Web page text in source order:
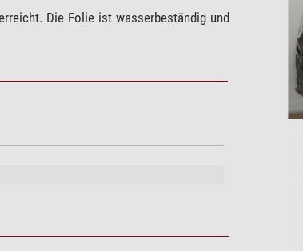
Die Folie ist wasserbeständig und